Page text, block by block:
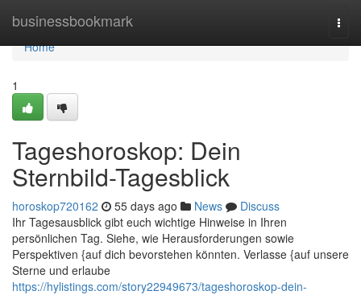
businessbookmark
Home
Home
1
Tageshoroskop: Dein
Sternbild-Tagesblick
horoskop720162 55 days ago News
Discuss
Ihr Tagesausblick gibt euch wichtige Hinweise in Ihren
persönlichen Tag. Siehe, wie Herausforderungen sowie
Perspektiven {auf dich bevorstehen könnten. Verlasse {auf unsere
Sterne und erlaube
https://hylistings.com/story22949673/tageshoroskop-dein-